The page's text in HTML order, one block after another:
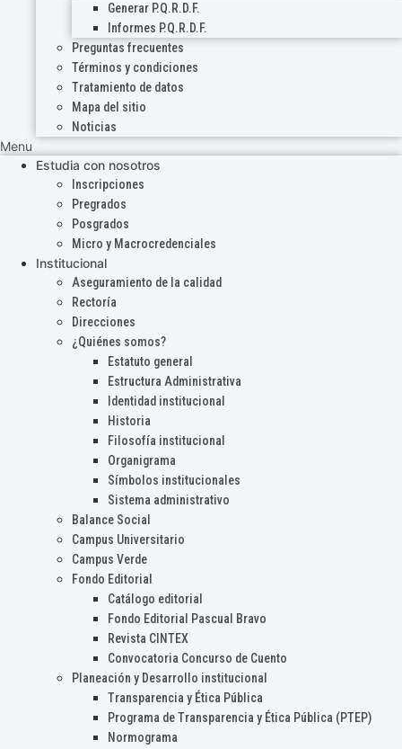
Generar P.Q.R.D.F.
Informes P.Q.R.D.F.
Preguntas frecuentes
Términos y condiciones
Tratamiento de datos
Mapa del sitio
Noticias
Menu
Estudia con nosotros
Inscripciones
Pregrados
Posgrados
Micro y Macrocredenciales
Institucional
Aseguramiento de la calidad
Rectoría
Direcciones
¿Quiénes somos?
Estatuto general
Estructura Administrativa
Identidad institucional
Historia
Filosofía institucional
Organigrama
Símbolos institucionales
Sistema administrativo
Balance Social
Campus Universitario
Campus Verde
Fondo Editorial
Catálogo editorial
Fondo Editorial Pascual Bravo
Revista CINTEX
Convocatoria Concurso de Cuento
Planeación y Desarrollo institucional
Transparencia y Ética Pública
Programa de Transparencia y Ética Pública (PTEP)
Normograma